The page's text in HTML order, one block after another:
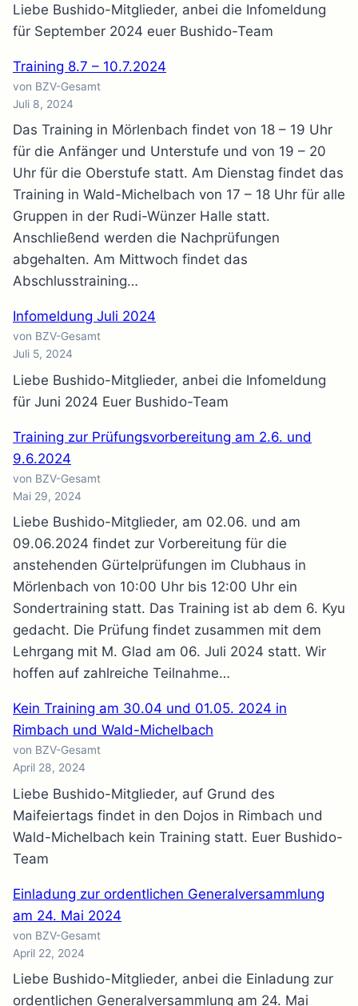
Liebe Bushido-Mitglieder, anbei die Infomeldung
für September 2024 euer Bushido-Team
Training 8.7 – 10.7.2024
von BZV-Gesamt
Juli 8, 2024
Das Training in Mörlenbach findet von 18 – 19 Uhr
für die Anfänger und Unterstufe und von 19 – 20
Uhr für die Oberstufe statt. Am Dienstag findet das
Training in Wald-Michelbach von 17 – 18 Uhr für alle
Gruppen in der Rudi-Wünzer Halle statt.
Anschließend werden die Nachprüfungen
abgehalten. Am Mittwoch findet das
Abschlusstraining…
Infomeldung Juli 2024
von BZV-Gesamt
Juli 5, 2024
Liebe Bushido-Mitglieder, anbei die Infomeldung
für Juni 2024 Euer Bushido-Team
Training zur Prüfungsvorbereitung am 2.6. und
9.6.2024
von BZV-Gesamt
Mai 29, 2024
Liebe Bushido-Mitglieder, am 02.06. und am
09.06.2024 findet zur Vorbereitung für die
anstehenden Gürtelprüfungen im Clubhaus in
Mörlenbach von 10:00 Uhr bis 12:00 Uhr ein
Sondertraining statt. Das Training ist ab dem 6. Kyu
gedacht. Die Prüfung findet zusammen mit dem
Lehrgang mit M. Glad am 06. Juli 2024 statt. Wir
hoffen auf zahlreiche Teilnahme…
Kein Training am 30.04 und 01.05. 2024 in
Rimbach und Wald-Michelbach
von BZV-Gesamt
April 28, 2024
Liebe Bushido-Mitglieder, auf Grund des
Maifeiertags findet in den Dojos in Rimbach und
Wald-Michelbach kein Training statt. Euer Bushido-
Team
Einladung zur ordentlichen Generalversammlung
am 24. Mai 2024
von BZV-Gesamt
April 22, 2024
Liebe Bushido-Mitglieder, anbei die Einladung zur
ordentlichen Generalversammlung am 24. Mai